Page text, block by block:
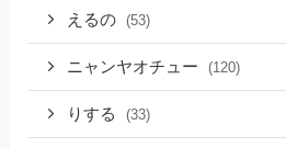
えるの (53)
ニャンヤオチュー (120)
りする (33)